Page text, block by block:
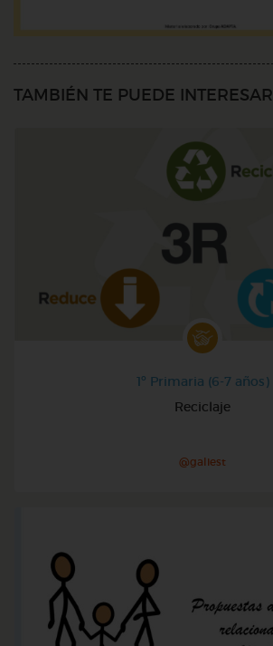
TAMBIÉN TE PUEDE INTERESAR
1º Primaria (6-7 años)
Reciclaje
@galiest